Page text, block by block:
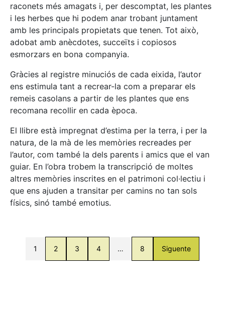
raconets més amagats i, per descomptat, les plantes
i les herbes que hi podem anar trobant juntament
amb les principals propietats que tenen. Tot això,
adobat amb anècdotes, succeïts i copiosos
esmorzars en bona companyia.
Gràcies al registre minuciós de cada eixida, l’autor
ens estimula tant a recrear-la com a preparar els
remeis casolans a partir de les plantes que ens
recomana recollir en cada època.
El llibre està impregnat d’estima per la terra, i per la
natura, de la mà de les memòries recreades per
l’autor, com també la dels parents i amics que el van
guiar. En l’obra trobem la transcripció de moltes
altres memòries inscrites en el patrimoni col·lectiu i
que ens ajuden a transitar per camins no tan sols
físics, sinó també emotius.
1 2 3 4 … 8 Siguente